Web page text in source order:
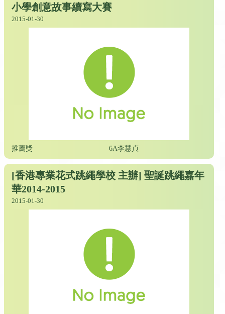
小學創意故事續寫大賽
2015-01-30
推薦獎 6A李慧貞
[香港專業花式跳繩學校 主辦] 聖誕跳繩嘉年
華2014-2015
2015-01-30